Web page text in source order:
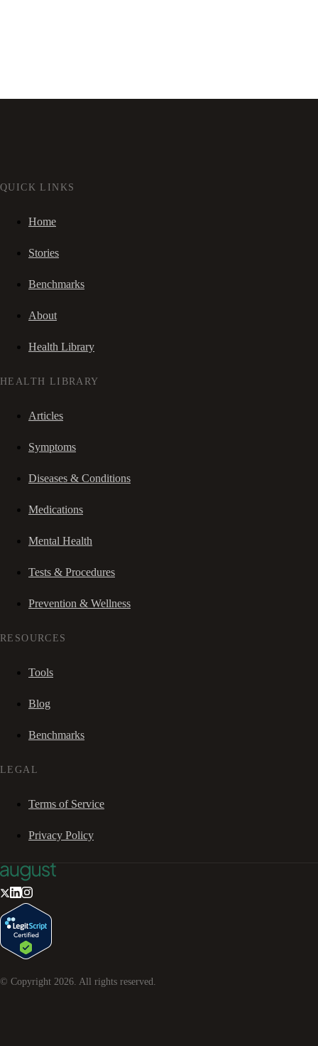
QUICK LINKS
Home
Stories
Benchmarks
About
Health Library
HEALTH LIBRARY
Articles
Symptoms
Diseases & Conditions
Medications
Mental Health
Tests & Procedures
Prevention & Wellness
RESOURCES
Tools
Blog
Benchmarks
LEGAL
Terms of Service
Privacy Policy
© Copyright 2026 . All rights reserved.